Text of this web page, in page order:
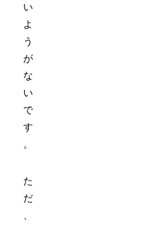
い
よ
う
が
な
い
で
す
。
た
だ